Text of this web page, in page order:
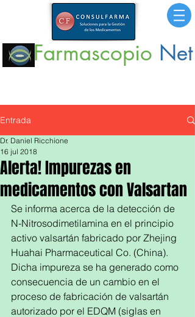
Farmascopio Net
Entrada
Alerta! Impurezas en
medicamentos con Valsartan
Dr. Daniel Ricchione
16 jul 2018
Se informa acerca de la detección de
N-Nitrosodimetilamina en el principio
activo valsartán fabricado por Zhejing
Huahai Pharmaceutical Co. (China).
Dicha impureza se ha generado como
consecuencia de un cambio en el
proceso de fabricación de valsartán
autorizado por el EDQM (siglas en